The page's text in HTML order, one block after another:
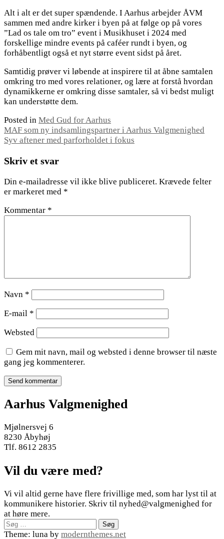
Alt i alt er det super spændende. I Aarhus arbejder ÅVM
sammen med andre kirker i byen på at følge op på vores
”Lad os tale om tro” event i Musikhuset i 2024 med
forskellige mindre events på caféer rundt i byen, og
forhåbentligt også et nyt større event sidst på året.
Samtidig prøver vi løbende at inspirere til at åbne samtalen
omkring tro med vores relationer, og lære at forstå hvordan
dynamikkerne er omkring disse samtaler, så vi bedst muligt
kan understøtte dem.
Posted in Med Gud for Aarhus
Indlægsnavigation
MAF som ny indsamlingspartner i Aarhus Valgmenighed
Syv aftener med parforholdet i fokus
Skriv et svar
Din e-mailadresse vil ikke blive publiceret. Krævede felter
er markeret med *
Kommentar *
Navn *
E-mail *
Websted
Gem mit navn, mail og websted i denne browser til næste
gang jeg kommenterer.
Aarhus Valgmenighed
Mjølnersvej 6
8230 Åbyhøj
Tlf. 8612 2835
Vil du være med?
Vi vil altid gerne have flere frivillige med, som har lyst til at
kommunikere historier. Skriv til nyhed@valgmenighed for
at høre mere.
Søg
efter:
Theme: luna by modernthemes.net